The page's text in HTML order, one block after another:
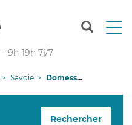
T
n
9h-19h 7j/7
Savoie Domessin
Rechercher